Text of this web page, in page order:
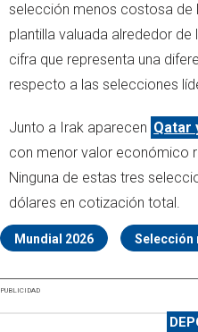
selección menos costosa de
plantilla valuada alrededor
cifra que representa una
respecto a las selecciones
Junto a Irak aparecen Qatar
con menor valor económico
Ninguna de estas tres
dólares en cotización total.
Mundial 2026 Selección
PUBLICIDAD